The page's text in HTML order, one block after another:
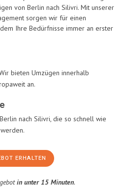
von Berlin nach Silivri. Mit unserer
sorgen wir für einen
Ihre Bedürfnisse immer an erster
bieten Umzügen innerhalb
an.
nach Silivri, die so schnell wie
ERHALTEN
in unter 15 Minuten.